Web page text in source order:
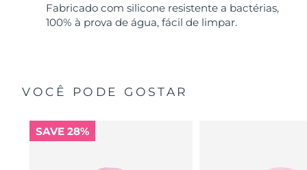
Fabricado com silicone resistente a bactérias,
100% à prova de água, fácil de limpar.
VOCÊ PODE GOSTAR
SAVE 28%